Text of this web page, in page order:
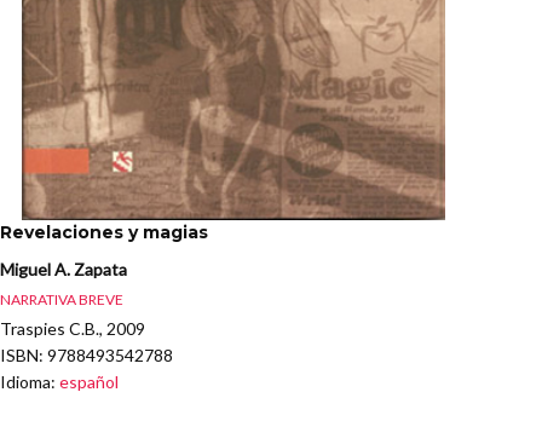
Revelaciones y magias
Miguel A. Zapata
NARRATIVA BREVE
Traspies C.B., 2009
ISBN: 9788493542788
Idioma: español